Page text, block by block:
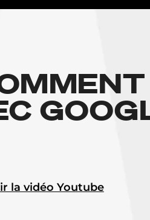
la vidéo Youtube
Mobile et